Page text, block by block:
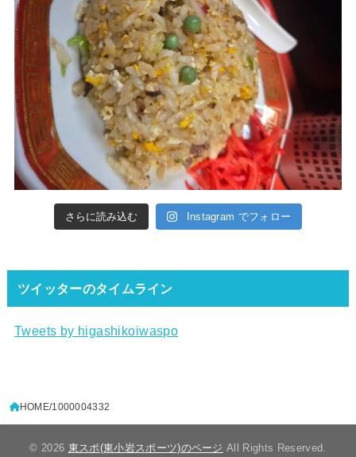
さらに読み込む Instagram でフォロー
ツイッターのタイムライン
Tweets by higashikoiwaspo
HOME 1000004332
© 2026 東スポ(東小岩スポーツ)のページ All Rights Reserved.